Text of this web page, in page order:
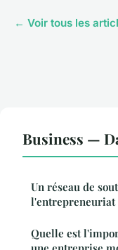
← Voir tous les
Business —
Un réseau de
l'entrepreneuriat
Quelle est